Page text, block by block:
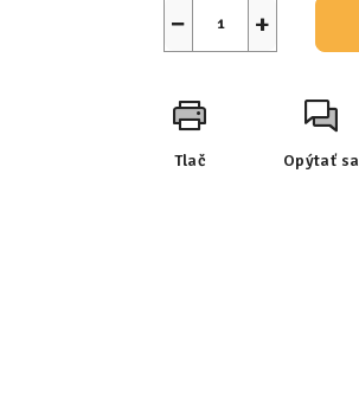
+
−
Tlač Opýtať sa